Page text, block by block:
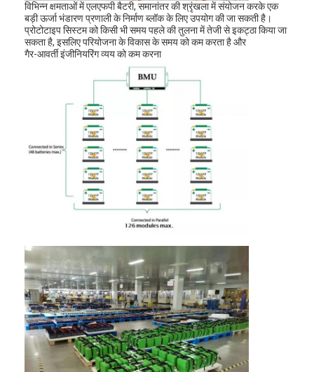
उत्पादों
हमारे बारे में
गुणवत्ता नियंत्रण
अब बात करो
लिथियम LiFePO4 बैटरी
लिथियम आयन रिचार्जेबल बैटरी
लिथियम पॉलिमर बैटरी
ऊर्जा भंडारण बैटरी
विभिन्न क्षमताओं में एलएफपी बैटरी, समानांतर की श्रृंखला में संयोजन करके एक
बड़ी ऊर्जा भंडारण प्रणाली के निर्माण ब्लॉक के लिए उपयोग की जा सकती है।
प्रोटोटाइप सिस्टम को किसी भी समय पहले की तुलना में तेजी से इकट्ठा किया जा
सकता है, इसलिए परियोजना के विकास के समय को कम करता है और
गैर-आवर्ती इंजीनियरिंग व्यय को कम करना